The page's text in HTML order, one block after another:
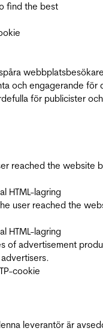
find the best
och engagerande för
för publicister och
reached the website
HTML-lagring
user reached the
HTML-lagring
of advertisement
cookie
leverantör är